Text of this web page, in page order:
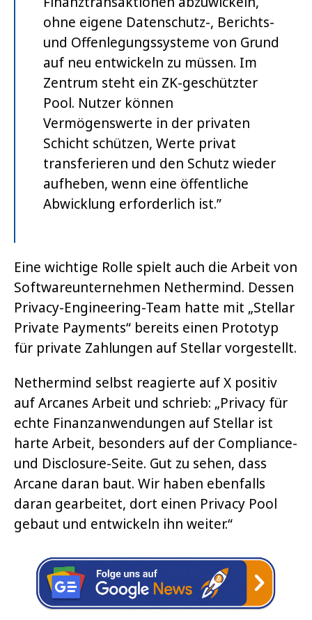
ohne eigene Datenschutz-, Berichts-
und Offenlegungssysteme von Grund
auf neu entwickeln zu müssen. Im
Zentrum steht ein ZK-geschützter
Pool. Nutzer können
Vermögenswerte in der privaten
Schicht schützen, Werte privat
transferieren und den Schutz wieder
aufheben, wenn eine öffentliche
Abwicklung erforderlich ist.”
Eine wichtige Rolle spielt auch die Arbeit von
Softwareunternehmen Nethermind. Dessen
Privacy-Engineering-Team hatte mit „Stellar
Private Payments“ bereits einen Prototyp
für private Zahlungen auf Stellar vorgestellt.
Nethermind selbst reagierte auf X positiv
auf Arcanes Arbeit und schrieb: „Privacy für
echte Finanzanwendungen auf Stellar ist
harte Arbeit, besonders auf der Compliance-
und Disclosure-Seite. Gut zu sehen, dass
Arcane daran baut. Wir haben ebenfalls
daran gearbeitet, dort einen Privacy Pool
gebaut und entwickeln ihn weiter.“